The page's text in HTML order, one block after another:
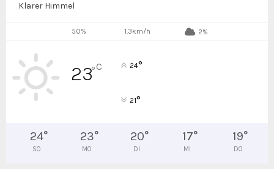
Klarer Himmel
50% 1.3km/h 2%
23°C 24°
21°
24°
SO
23°
MO
20°
DI
17°
MI
19°
DO